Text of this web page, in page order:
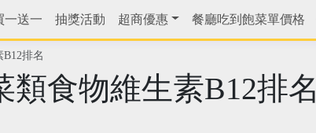
一送一 抽獎活動 超商優惠 餐廳吃到飽菜單價格
排名
類食物維生素B12排名